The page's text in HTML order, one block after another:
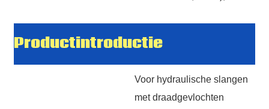
Productintroductie
Voor hydraulische slangen
met draadgevlochten